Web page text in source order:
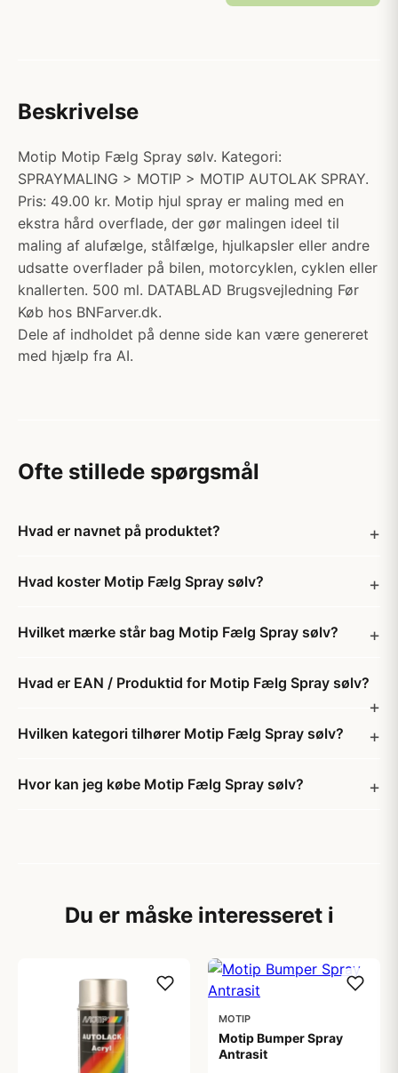
Beskrivelse
Motip Motip Fælg Spray sølv. Kategori:
SPRAYMALING > MOTIP > MOTIP AUTOLAK SPRAY.
Pris: 49.00 kr. Motip hjul spray er maling med en
ekstra hård overflade, der gør malingen ideel til
maling af alufælge, stålfælge, hjulkapsler eller andre
udsatte overflader på bilen, motorcyklen, cyklen eller
knallerten. 500 ml. DATABLAD Brugsvejledning Før
Køb hos BNFarver.dk.
Dele af indholdet på denne side kan være genereret
med hjælp fra AI.
Ofte stillede spørgsmål
Hvad er navnet på produktet?
Hvad koster Motip Fælg Spray sølv?
Hvilket mærke står bag Motip Fælg Spray sølv?
Hvad er EAN / Produktid for Motip Fælg Spray sølv?
Hvilken kategori tilhører Motip Fælg Spray sølv?
Hvor kan jeg købe Motip Fælg Spray sølv?
Du er måske interesseret i
MOTIP
Motip Bumper Spray
Antrasit